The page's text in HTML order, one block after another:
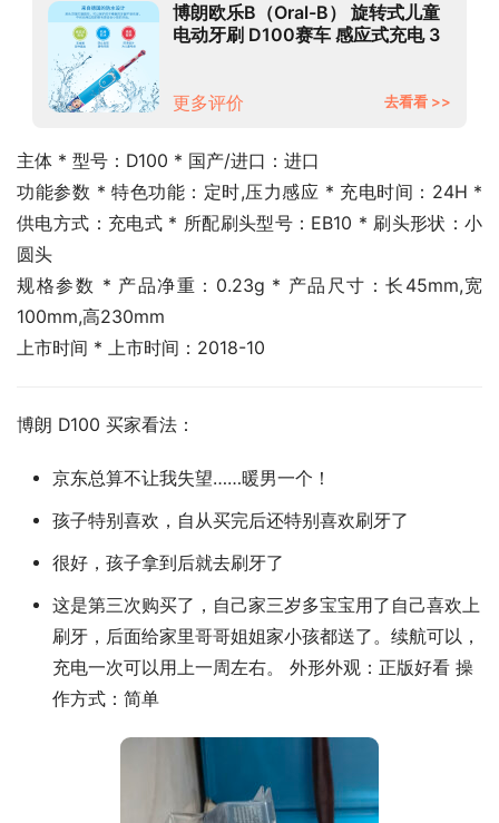
博朗欧乐B（Oral-B） 旋转式儿童
电动牙刷 D100赛车 感应式充电 3
更多评价 去看看 >>
主体 * 型号：D100 * 国产/进口：进口
功能参数 * 特色功能：定时,压力感应 * 充电时间：24H *
供电方式：充电式 * 所配刷头型号：EB10 * 刷头形状：小
圆头
规格参数 * 产品净重：0.23g * 产品尺寸：长45mm,宽
100mm,高230mm
上市时间 * 上市时间：2018-10
博朗 D100 买家看法：
京东总算不让我失望……暖男一个！
孩子特别喜欢，自从买完后还特别喜欢刷牙了
很好，孩子拿到后就去刷牙了
这是第三次购买了，自己家三岁多宝宝用了自己喜欢上
刷牙，后面给家里哥哥姐姐家小孩都送了。续航可以，
充电一次可以用上一周左右。 外形外观：正版好看 操
作方式：简单